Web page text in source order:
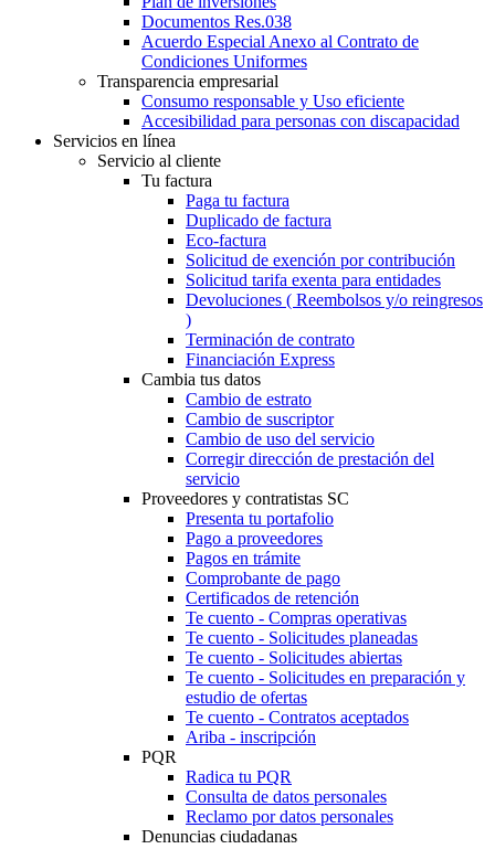
Documentos Res.038
Acuerdo Especial Anexo al Contrato de
Condiciones Uniformes
Transparencia empresarial
Consumo responsable y Uso eficiente
Accesibilidad para personas con discapacidad
Servicios en línea
Servicio al cliente
Tu factura
Paga tu factura
Duplicado de factura
Eco-factura
Solicitud de exención por contribución
Solicitud tarifa exenta para entidades
Devoluciones ( Reembolsos y/o reingresos
)
Terminación de contrato
Financiación Express
Cambia tus datos
Cambio de estrato
Cambio de suscriptor
Cambio de uso del servicio
Corregir dirección de prestación del
servicio
Proveedores y contratistas SC
Presenta tu portafolio
Pago a proveedores
Pagos en trámite
Comprobante de pago
Certificados de retención
Te cuento - Compras operativas
Te cuento - Solicitudes planeadas
Te cuento - Solicitudes abiertas
Te cuento - Solicitudes en preparación y
estudio de ofertas
Te cuento - Contratos aceptados
Ariba - inscripción
PQR
Radica tu PQR
Consulta de datos personales
Reclamo por datos personales
Denuncias ciudadanas